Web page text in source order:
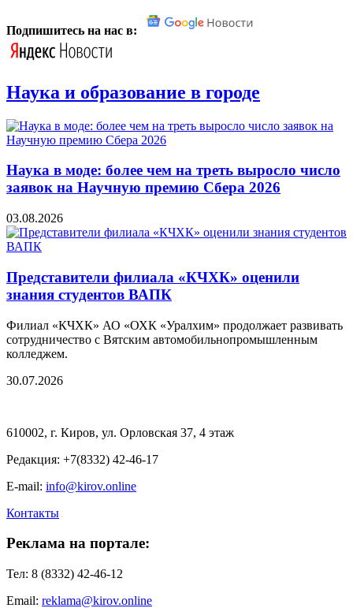
Подпишитесь на нас в:
Наука и образование в городе
Наука в моде: более чем на треть выросло число
заявок на Научную премию Сбера 2026
03.08.2026
Представители филиала «КЧХК» оценили
знания студентов ВАПК
Филиал «КЧХК» АО «ОХК «Уралхим» продолжает развивать
сотрудничество с Вятским автомобильнопромышленным
колледжем.
30.07.2026
610002, г. Киров, ул. Орловская 37, 4 этаж
Редакция: +7(8332) 42-46-17
E-mail: info@kirov.online
Контакты
Реклама на портале:
Тел: 8 (8332) 42-46-12
Email: reklama@kirov.online